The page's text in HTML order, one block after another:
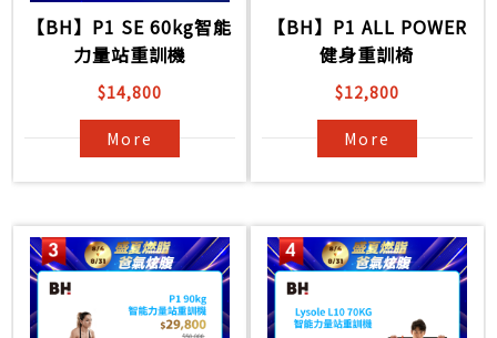
【BH】P1 SE 60kg智能
力量站重訓機
$14,800
More
【BH】P1 ALL POWER
健身重訓椅
$12,800
More